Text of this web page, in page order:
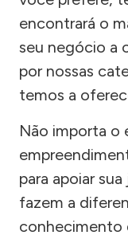
encontrará o
seu negócio a
por nossas
temos a
Não importa o
para apoiar
fazem a
conhecimento